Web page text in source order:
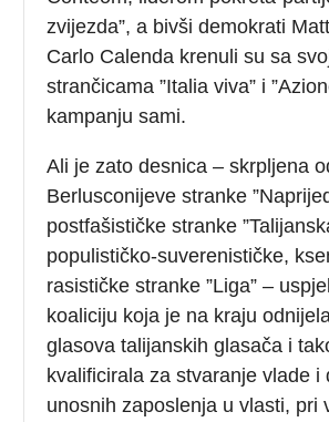
zvijezda”, a bivši demokrati
Carlo Calenda krenuli su sa
strančicama ”Italia viva” i
kampanju sami.
Ali je zato desnica – skrpljena
Berlusconijeve stranke
postfašističke stranke
populističko-suverenističke,
rasističke stranke ”Liga” –
koaliciju koja je na kraju
glasova talijanskih glasača i
kvalificirala za stvaranje vlade i
unosnih zaposlenja u vlasti, pri